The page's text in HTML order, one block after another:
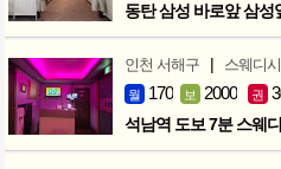
동탄 삼성 바로앞 삼
인천 서해구 | 스웨디시
월 170 보 2000 권
석남역 도보 7분 스웨